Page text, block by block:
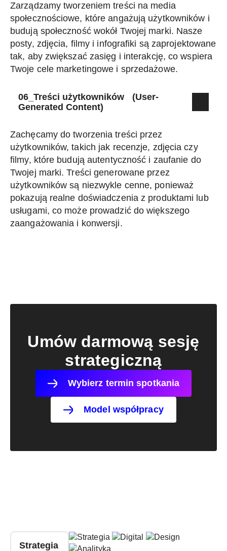
Zarządzamy tworzeniem treści na media
społecznościowe, które angażują użytkowników i
budują społeczność wokół Twojej marki. Nasze
posty, zdjęcia, filmy i infografiki są zaprojektowane
tak, aby zwiększać zasięg i interakcję, co wspiera
Twoje cele marketingowe i sprzedażowe.
06_Treści użytkowników (User-
Generated Content)
Zachęcamy do tworzenia treści przez
użytkowników, takich jak recenzje, zdjęcia czy
filmy, które budują autentyczność i zaufanie do
Twojej marki. Treści generowane przez
użytkowników są niezwykle cenne, ponieważ
pokazują realne doświadczenia z produktami lub
usługami, co może prowadzić do większego
zaangażowania i konwersji.
Umów darmową sesję
strategiczną
Wybierz termin spotkania
Model współpracy
Strategia